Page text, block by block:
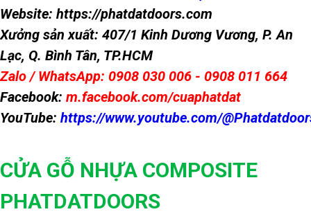
Website: https://phatdatdoors.com
Xưởng sản xuất: 407/1 Kinh Dương Vương, P. An
Lạc, Q. Bình Tân, TP.HCM
Zalo / WhatsApp: 0908 030 006 - 0908 011 664
Facebook: m.facebook.com/cuaphatdat
YouTube: https://www.youtube.com/
CỬA GỖ NHỰA COMPOSITE
PHATDATDOORS